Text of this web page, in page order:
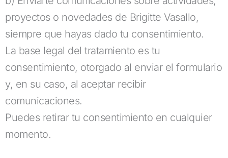
proyectos o novedades de Brigitte Vasallo,
siempre que hayas dado tu consentimiento.
La base legal del tratamiento es tu
consentimiento, otorgado al enviar el formulario
y, en su caso, al aceptar recibir
comunicaciones.
Puedes retirar tu consentimiento en cualquier
momento.